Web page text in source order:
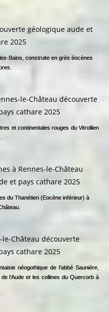
Bains, construite en grès éocènes
et continentales rouges du Vitrollien
du Thanétien (Eocène inférieur) à
néogothique de l’abbé Saunière,
l’Aude et les collines du Quercorb à